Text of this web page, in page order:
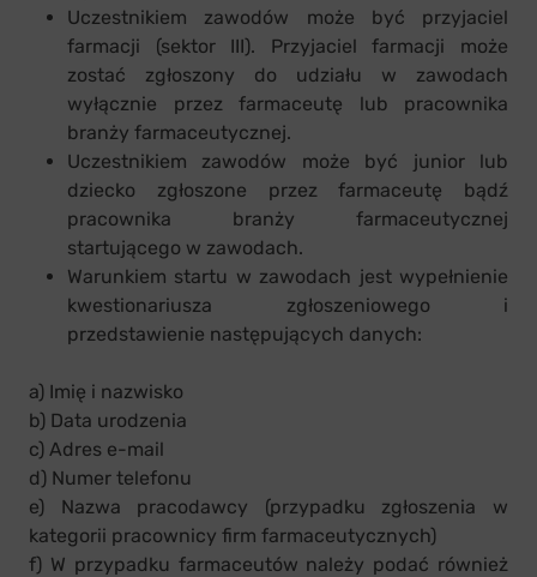
Uczestnikiem zawodów może być przyjaciel
farmacji (sektor III). Przyjaciel farmacji może
zostać zgłoszony do udziału w zawodach
wyłącznie przez farmaceutę lub pracownika
branży farmaceutycznej.
Uczestnikiem zawodów może być junior lub
dziecko zgłoszone przez farmaceutę bądź
pracownika branży farmaceutycznej
startującego w zawodach.
Warunkiem startu w zawodach jest wypełnienie
kwestionariusza zgłoszeniowego i
przedstawienie następujących danych:
a) Imię i nazwisko
b) Data urodzenia
c) Adres e-mail
d) Numer telefonu
e) Nazwa pracodawcy (przypadku zgłoszenia w
kategorii pracownicy firm farmaceutycznych)
f) W przypadku farmaceutów należy podać również